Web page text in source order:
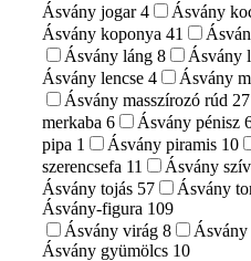
Ásvány jogar4 Ásvány
Ásvány koponya 41
Ásvány láng 8 Ásvány
Ásvány lencse 4 Ásvány
Ásvány masszírozó rúd 27
merkaba 6 Ásvány pénisz
pipa 1 Ásvány piramis 10
szerencsefa 11 Ásvány szív
Ásvány tojás 57 Ásvány
Ásvány-figura 109
Ásvány virág 8 Ásvány
Ásvány gyümölcs 10